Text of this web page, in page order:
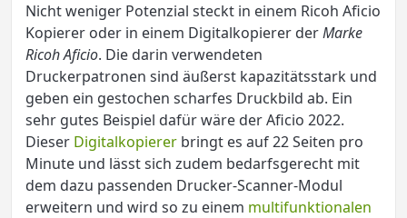
Nicht weniger Potenzial steckt in einem Ricoh Aficio
Kopierer oder in einem Digitalkopierer derMarke
Ricoh Aficio. Die darin verwendeten
Druckerpatronen sind äußerst kapazitätsstark und
geben ein gestochen scharfes Druckbild ab. Ein
sehr gutes Beispiel dafür wäre der Aficio 2022.
Dieser Digitalkopierer bringt es auf 22 Seiten pro
Minute und lässt sich zudem bedarfsgerecht mit
dem dazu passenden Drucker-Scanner-Modul
erweitern und wird so zu einem multifunktionalen